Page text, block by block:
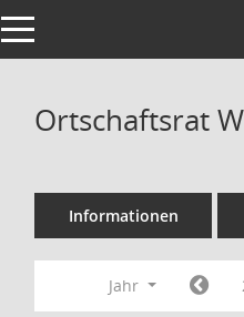
Toggle navigation
Ortschaftsrat
Informationen
Jahr